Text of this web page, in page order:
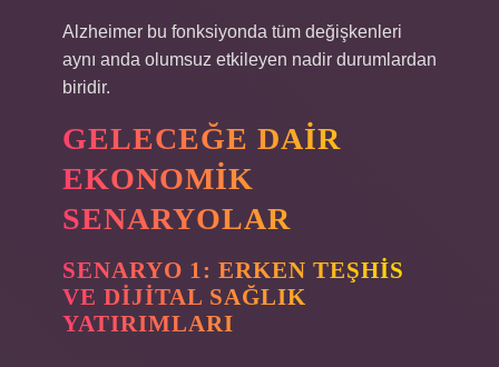
Alzheimer bu fonksiyonda tüm değişkenleri
aynı anda olumsuz etkileyen nadir durumlardan
biridir.
GELECEĞE DAIR
EKONOMIK
SENARYOLAR
SENARYO 1: ERKEN TEŞHIS
VE DIJITAL SAĞLIK
YATIRIMLARI